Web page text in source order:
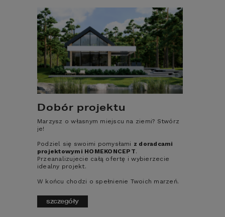
Dobór projektu
Marzysz o własnym miejscu na ziemi? Stwórz
je!
Podziel się swoimi pomysłami z doradcami
projektowymi HOMEKONCEPT.
Przeanalizujecie całą ofertę i wybierzecie
idealny projekt.
W końcu chodzi o spełnienie Twoich marzeń.
szczegóły
– mówi Krzysztof Krzemień dyrektor ds.
technicznych Termo Organiki.
Termomodernizacja budynku jest
jedną z najbardziej opłacalnych
inwestycji, która zwraca się w
Ponadto dzięki kompleksowemu
ociepleniu domu można
zaoszczędzić na ogrzewaniu nawet
Sezon na prace termomodernizacyjne
rozpocznie się na wiosnę, jednak już dziś
warto pomyśleć o wyborze odpowiedniego
materiałów do izolacji potrafią być bardzo
atrakcyjne.